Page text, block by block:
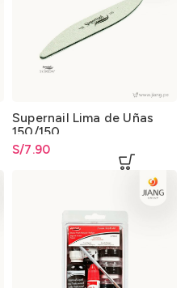
Supernail Lima de Uñas
150/150
S/7.90